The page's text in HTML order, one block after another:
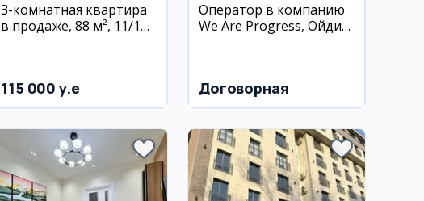
3-комнатная квартира
в продаже, 88 м², 11/12
115 000 y.e
Оператор в компанию
We Are Progress, Ойдин
Договорная